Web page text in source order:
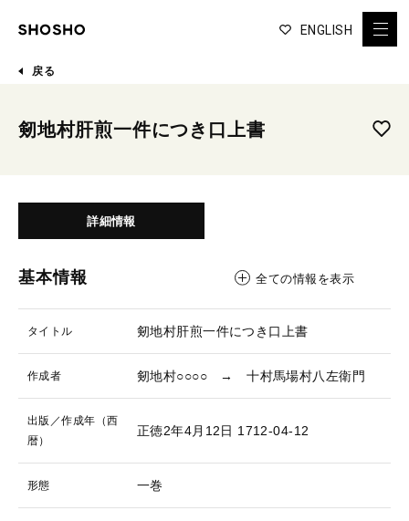
ENGLISH
戻る
剱地村肝煎一件につき口上書
詳細情報
基本情報 全ての情報を表示
タイトル 剱地村肝煎一件につき口上書
作成者 剱地村○○○○ → 十村馬場村八左衛門
出版／作成年（西
暦）
正徳2年4月12日 1712-04-12
形態 一巻